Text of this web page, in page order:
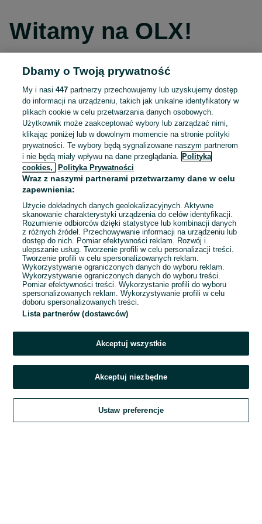
Witamy na OLX!
Kontynuuj przez Facebooka
Kontynuuj przez konto Apple
Kontynuuj przez konto Google
LUB
E-mail
Hasło
Zaloguj się
Kontynuując za pośrednictwem jednego z dostawców wskazanych powyżej,
OLX.pl w jego aktualnym brzmieniu.
Dbamy o Twoją prywatność
My i nasi447 partnerzy przechowujemy lub uzyskujemy dostęp
do informacji na urządzeniu, takich jak unikalne identyfikatory w
plikach cookie w celu przetwarzania danych osobowych.
Użytkownik może zaakceptować wybory lub zarządzać nimi,
klikając poniżej lub w dowolnym momencie na stronie polityki
prywatności. Te wybory będą sygnalizowane naszym partnerom
i nie będą miały wpływu na dane przeglądania.
Polityka
cookies,
Polityka Prywatności
Wraz z naszymi partnerami przetwarzamy dane w celu
zapewnienia:
Użycie dokładnych danych geolokalizacyjnych. Aktywne
skanowanie charakterystyki urządzenia do celów identyfikacji.
Rozumienie odbiorców dzięki statystyce lub kombinacji danych
z różnych źródeł. Przechowywanie informacji na urządzeniu lub
dostęp do nich. Pomiar efektywności reklam. Rozwój i
ulepszanie usług. Tworzenie profili w celu personalizacji treści.
Tworzenie profili w celu spersonalizowanych reklam.
Wykorzystywanie ograniczonych danych do wyboru reklam.
Wykorzystywanie ograniczonych danych do wyboru treści.
Pomiar efektywności treści. Wykorzystanie profili do wyboru
spersonalizowanych reklam. Wykorzystywanie profili w celu
doboru spersonalizowanych treści.
Lista partnerów (dostawców)
Akceptuj wszystkie
Akceptuj niezbędne
Ustaw preferencje